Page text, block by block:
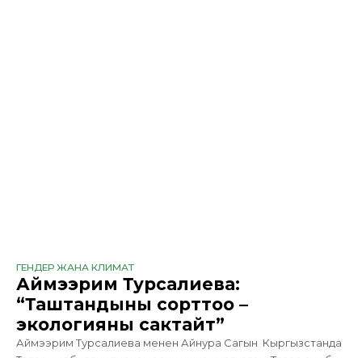
ГЕНДЕР ЖАНА КЛИМАТ
Аймээрим Турсалиева:
“Таштандыны сорттоо –
экологияны сактайт”
Аймээрим Турсалиева менен Айнура Сагын Кыргызстанда